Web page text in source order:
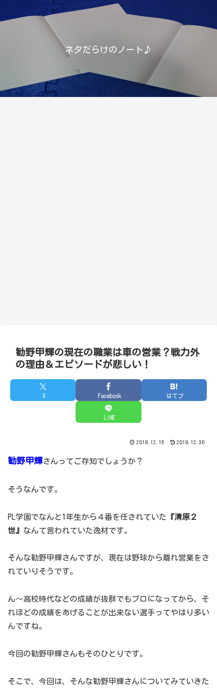
ネタだらけのノート♪
勧野甲輝の現在の職業は車の営業？戦力外
の理由＆エピソードが悲しい！
X Facebook はてブ
LINE
2018.12.15 2019.12.30
勧野甲輝さんってご存知でしょうか？
そうなんです。
PL学園でなんと1年生から４番を任されていた
『清原２
世』 なんて言われていた逸材です。
そんな勧野甲輝さんですが、現在は野球から離れ営業をさ
れていりそうです。
ん～高校時代などの成績が抜群でもプロになってから、そ
れほどの成績をあげることが出来ない選手ってやはり多い
んですね。
今回の勧野甲輝さんもそのひとりです。
そこで、今回は、そんな勧野甲輝さんについてみていきた